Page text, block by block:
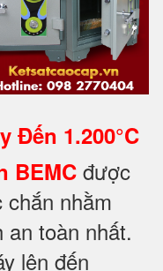
Đến 1.200°C
BEMC được
nhằm
an toàn nhất.
lên đến